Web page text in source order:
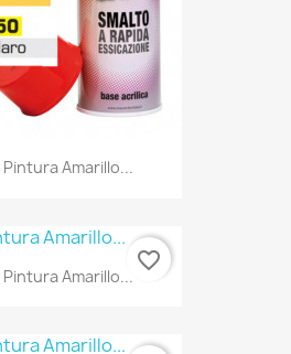
Amarillo...
Amarillo...
favorite_border